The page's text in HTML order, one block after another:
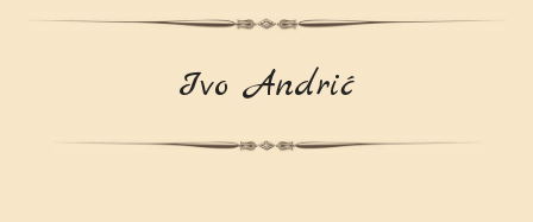
Ivo Andrić